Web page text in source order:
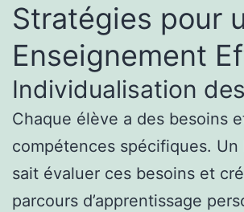
Stratégies pour
Enseignement
Individualisation
Chaque élève a des besoins
compétences spécifiques.
sait évaluer ces besoins et
parcours d’apprentissage